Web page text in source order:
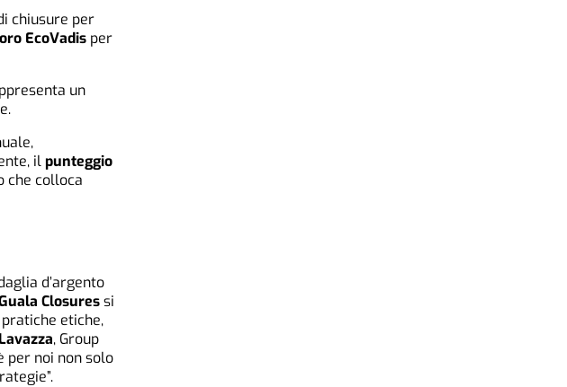
chiusure per
EcoVadis per
un
ilpunteggio
che colloca
d’argento
Closuressi
etiche,
, Group
per noi non solo